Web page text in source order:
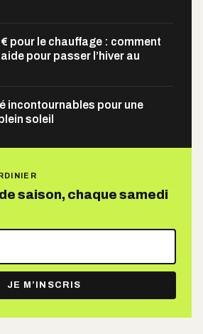
pour le chauffage : comment
pour passer l’hiver au
incontournables pour une
soleil
saison, chaque samedi
JE M’INSCRIS